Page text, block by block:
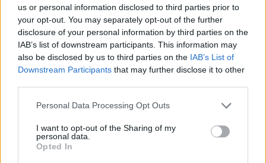
us or personal information disclosed to third parties prior to
your opt-out. You may separately opt-out of the further
disclosure of your personal information by third parties on the
IAB’s list of downstream participants. This information may
also be disclosed by us to third parties on the IAB’s List of
Downstream Participants that may further disclose it to other
Personal Data Processing Opt Outs
I want to opt-out of the Sharing of my
personal data.
Opted In